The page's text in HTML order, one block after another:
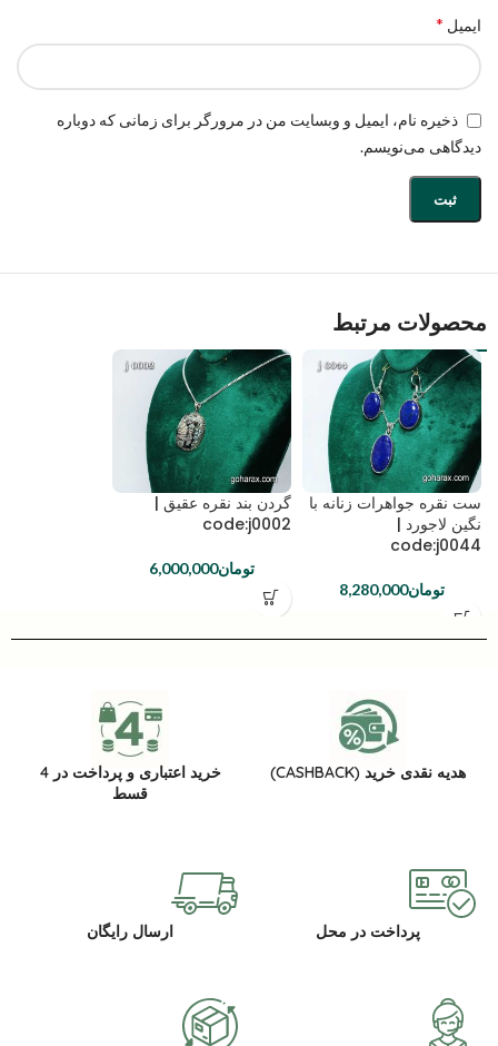
ایمیل *
ذخیره نام، ایمیل و وبسایت من در مرورگر برای زمانی که دوباره
دیدگاهی می‌نویسم.
محصولات مرتبط
ست نقره جواهرات زنانه با
نگین لاجورد |
code:j0044
تومان8,280,000
گردن بند نقره عقیق |
code:j0002
تومان6,000,000
هدیه نقدی خرید (CASHBACK)
خرید اعتباری و پرداخت در 4
قسط
پرداخت در محل ارسال رایگان